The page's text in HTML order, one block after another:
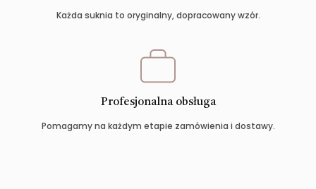
Każda suknia to oryginalny, dopracowany wzór.
Profesjonalna obsługa
Pomagamy na każdym etapie zamówienia i dostawy.